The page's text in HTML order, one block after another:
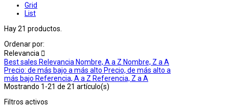
Grid
List
Hay 21 productos.
Ordenar por:
Relevancia 
Best sales Relevancia Nombre, A a Z Nombre, Z a A
Precio: de más bajo a más alto Precio, de más alto a
más bajo Referencia, A a Z Referencia, Z a A
Mostrando 1-21 de 21 artículo(s)
Filtros activos